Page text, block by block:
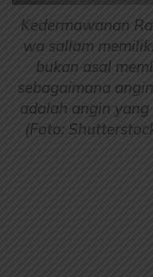
Kedermawanan
wa sallam
bukan asal
sebagaimana
adalah angin yang
(Foto: